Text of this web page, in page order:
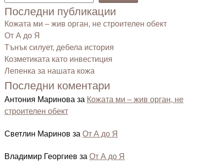
Последни публикации
Кожата ми – жив орган, не строителен обект
От А до Я
Тънък силует, дебела история
Козметиката като инвестиция
Лепенка за нашата кожа
Последни коментари
Антония Маринова за Кожата ми – жив орган, не
строителен обект
Светлин Маринов за От А до Я
Владимир Георгиев за От А до Я